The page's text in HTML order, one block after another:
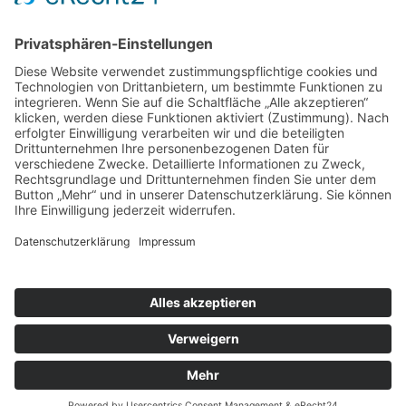
powered byUsercentrics Consent Management
Platform&eRecht24
Rosenthal Zaunanlagen GmbH
Lockenfeld 7 | 51709 Marienheide
© 2020 Rosenthal Zaunanlagen GmbH
Telefon: +49 2261 405980
E-Mail:info@rosenthalzaun.deSitemap
Cookie-Einstellungen
Allgemeine Geschäftsbedingungen